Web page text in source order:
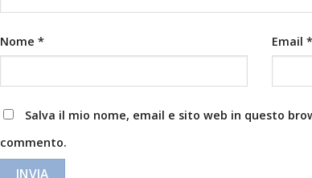
Nome * Email *
Salva il mio nome, email e sito web in questo
commento.